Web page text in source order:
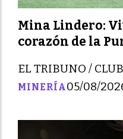
Mina Lindero:
corazón de la
EL TRIBUNO /
MINERÍA05/08/